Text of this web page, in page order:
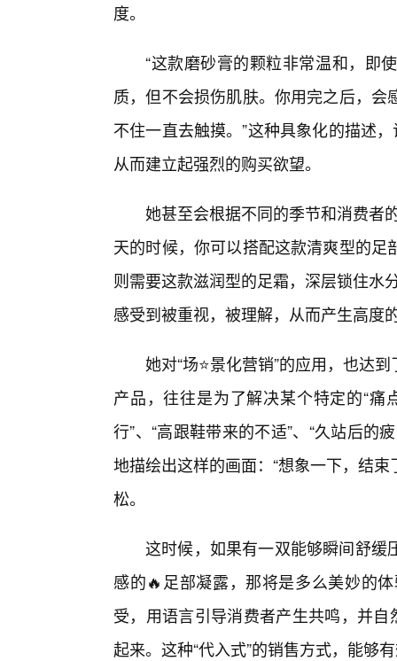
度。
“这款磨砂膏的颗粒非常温和，即
质，但不会损伤肌肤。你用完之后，
不住一直去触摸。”这种具象化的描述
从而建立起强烈的购买欲望。
她甚至会根据不同的季节和消费者
天的时候，你可以搭配这款清爽型的
则需要这款滋润型的足霜，深层锁住水
感受到被重视，被理解，从而产生高度
她对“场⭐景化营销”的应用，也达
产品，往往是为了解决某个特定的“痛
行”、“高跟鞋带来的不适”、“久站后的
地描绘出这样的画面：“想象一下，结
松。
这时候，如果有一双能够瞬间舒缓
感的🔥足部凝露，那将是多么美妙的
受，用语言引导消费者产生共鸣，并
起来。这种“代入式”的销售方式，能够